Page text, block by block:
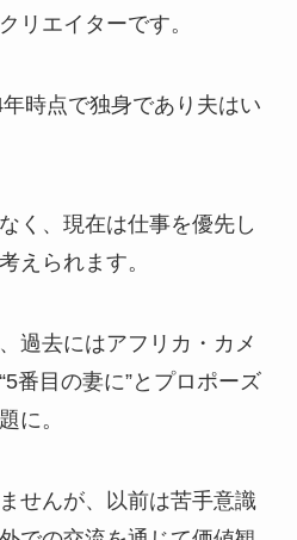
リエイターです。
時点で独身であり夫はい
く、現在は仕事を優先し
えられます。
過去にはアフリカ・カメ
番目の妻に”とプロポーズ
に。
せんが、以前は苦手意識